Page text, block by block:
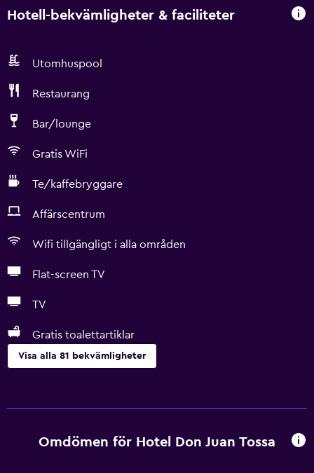
Hotell-bekvämligheter & faciliteter
Utomhuspool
Restaurang
Bar/lounge
Gratis WiFi
Te/kaffebryggare
Affärscentrum
Wifi tillgängligt i alla områden
Flat-screen TV
TV
Gratis toalettartiklar
Visa alla 81 bekvämligheter
Gratis WiFi
Omdömen för Hotel Don Juan Tossa